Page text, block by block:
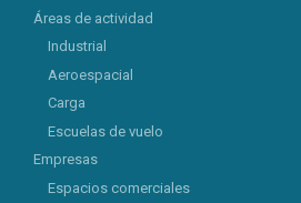
Áreas de actividad
Industrial
Aeroespacial
Carga
Escuelas de vuelo
Empresas
Espacios comerciales